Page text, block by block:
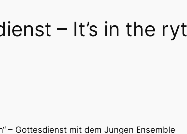
– It’s in the
– Gottesdienst mit dem Jungen Ensemble